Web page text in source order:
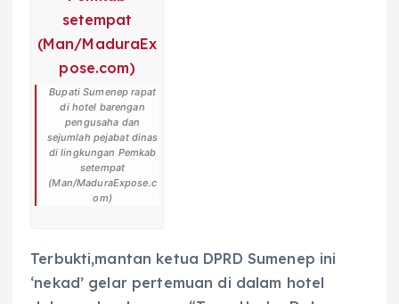
Bupati Sumenep rapat
di hotel barengan
pengusaha dan
sejumlah pejabat dinas
di lingkungan Pemkab
setempat
(Man/MaduraExpose.c
om)
Terbukti,mantan ketua DPRD Sumenep ini
‘nekad’ gelar pertemuan di dalam hotel